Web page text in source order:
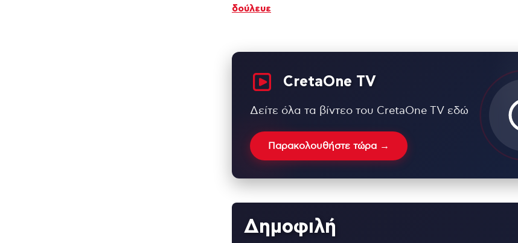
δούλευε
CretaOne TV
Δείτε όλα τα βίντεο του CretaOne TV εδώ
Παρακολουθήστε τώρα →
Δημοφιλή